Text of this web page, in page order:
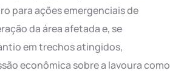
para ações emergenciais de
da área afetada e, se
em trechos atingidos,
econômica sobre a lavoura como